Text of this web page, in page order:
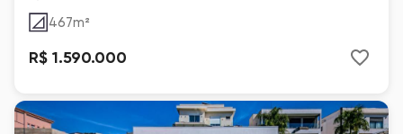
467m²
R$ 1.590.000